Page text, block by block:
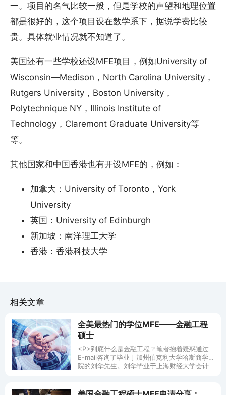
一。项目的名气比较一般，但是学校的声望和地理位置
都是很好的，这个项目设在数学系下，据说学费比较
贵。具体就业情况就不知道了。
美国还有一些学校还设MFE项目，例如University of
Wisconsin—Medison，North Carolina University，
Rutgers University，Boston University，
Polytechnique NY，Illinois Institute of
Technology，Claremont Graduate University等
等。
其他国家和中国香港也有开设MFE的，例如：
加拿大：University of Toronto，York
University
英国：University of Edinburgh
新加坡：南洋理工大学
香港：香港科技大学
相关文章
全美最热门的学位MFE——金融工程
硕士
<P>到底什么是金融工程？笔者抱着疑惑通过
E-mail咨询了毕业于加州伯克利大学哈斯商学
院的刘华先生。刘华毕业于上海财经大学会计
战性的金融领域。然而没有相关学历，想找到